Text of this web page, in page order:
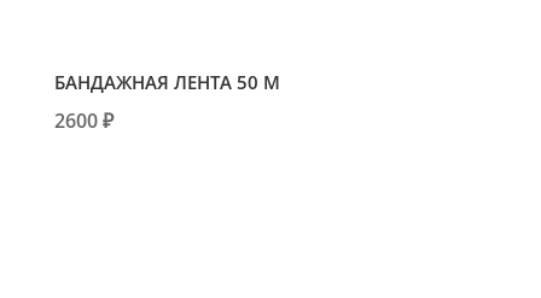
БАНДАЖНАЯ ЛЕНТА 50 М
2600 ₽